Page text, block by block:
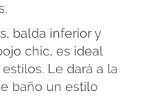
balda inferior y
chic, es ideal
Le dará a la
baño un estilo